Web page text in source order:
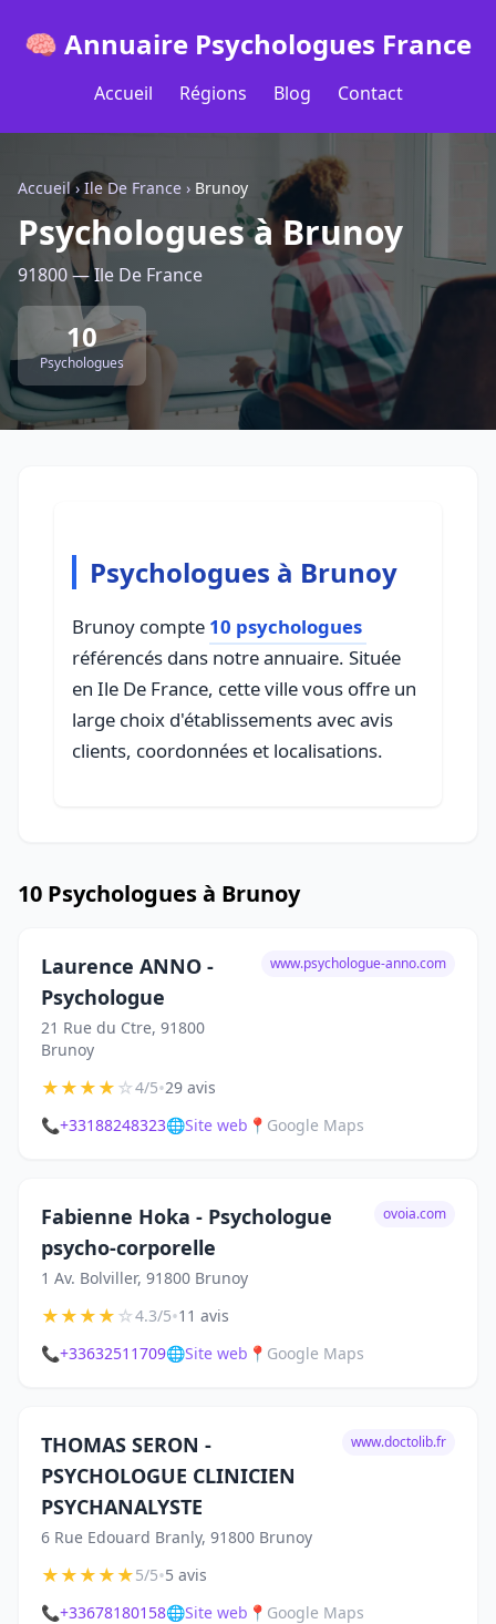
🧠 Annuaire Psychologues France
Accueil Régions Blog Contact
Accueil› Ile De France › Brunoy
Psychologues à Brunoy
91800 — Ile De France
10
Psychologues
Psychologues à Brunoy
Brunoy compte 10 psychologues
référencés dans notre annuaire. Située
en Ile De France, cette ville vous offre un
large choix d'établissements avec avis
clients, coordonnées et localisations.
10 Psychologues à Brunoy
Laurence ANNO -
Psychologue
21 Rue du Ctre, 91800
Brunoy
www.psychologue-anno.com
★★★★☆4/5•29 avis
📞+33188248323🌐Site web 📍 Google Maps
Fabienne Hoka - Psychologue
psycho-corporelle
1 Av. Bolviller, 91800 Brunoy
ovoia.com
★★★★☆4.3/5•11 avis
📞+33632511709🌐Site web 📍 Google Maps
THOMAS SERON -
PSYCHOLOGUE CLINICIEN
PSYCHANALYSTE
6 Rue Edouard Branly, 91800 Brunoy
www.doctolib.fr
★★★★★5/5•5 avis
📞+33678180158🌐Site web 📍 Google Maps